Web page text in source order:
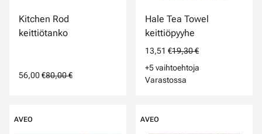
Kitchen Rod
keittiötanko
56,00 €80,00 €
Hale Tea Towel
keittiöpyyhe
13,51 €19,30 €
+5 vaihtoehtoja
Varastossa
AVEO AVEO